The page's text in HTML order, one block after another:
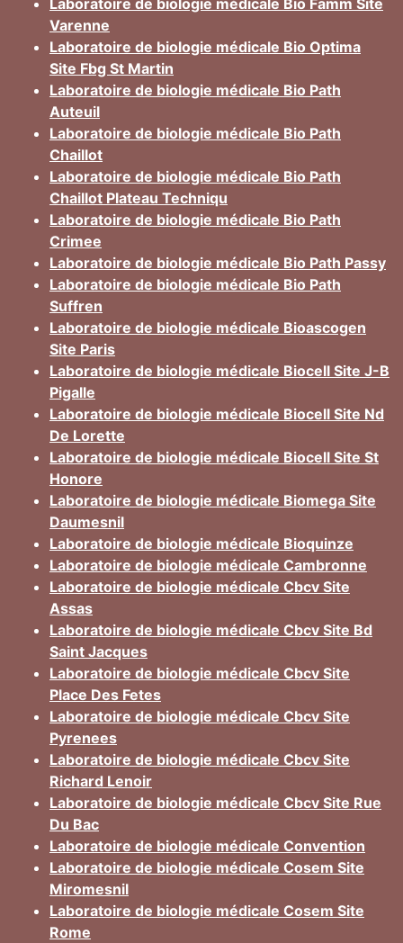
Laboratoire de biologie médicale Bio Famm Site
Varenne
Laboratoire de biologie médicale Bio Optima
Site Fbg St Martin
Laboratoire de biologie médicale Bio Path
Auteuil
Laboratoire de biologie médicale Bio Path
Chaillot
Laboratoire de biologie médicale Bio Path
Chaillot Plateau Techniqu
Laboratoire de biologie médicale Bio Path
Crimee
Laboratoire de biologie médicale Bio Path Passy
Laboratoire de biologie médicale Bio Path
Suffren
Laboratoire de biologie médicale Bioascogen
Site Paris
Laboratoire de biologie médicale Biocell Site J-B
Pigalle
Laboratoire de biologie médicale Biocell Site Nd
De Lorette
Laboratoire de biologie médicale Biocell Site St
Honore
Laboratoire de biologie médicale Biomega Site
Daumesnil
Laboratoire de biologie médicale Bioquinze
Laboratoire de biologie médicale Cambronne
Laboratoire de biologie médicale Cbcv Site
Assas
Laboratoire de biologie médicale Cbcv Site Bd
Saint Jacques
Laboratoire de biologie médicale Cbcv Site
Place Des Fetes
Laboratoire de biologie médicale Cbcv Site
Pyrenees
Laboratoire de biologie médicale Cbcv Site
Richard Lenoir
Laboratoire de biologie médicale Cbcv Site Rue
Du Bac
Laboratoire de biologie médicale Convention
Laboratoire de biologie médicale Cosem Site
Miromesnil
Laboratoire de biologie médicale Cosem Site
Rome